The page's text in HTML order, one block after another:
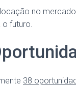
no
o futuro.
38